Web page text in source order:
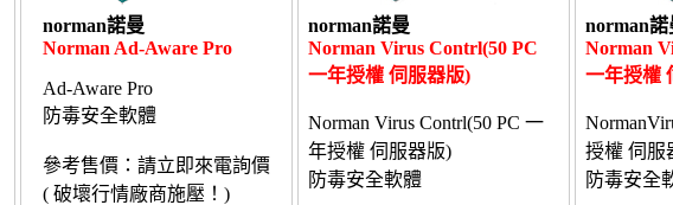
norman諾曼
Norman Ad-Aware Pro
Ad-Aware Pro
防毒安全軟體
參考售價：請立即來電詢價
( 破壞行情廠商施壓！)
norman諾曼
Norman Virus Contrl(50 PC
一年授權 伺服器版)
Norman Virus Contrl(50 PC 一
年授權 伺服器版)
防毒安全軟體
norman諾
Norman
一年授權
授權 伺服
防毒安全